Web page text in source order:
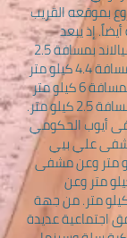
بموقعه القريب
إذ يبعد
المشروع عن مدينة ألعاب فيالاند بمسافة 2.5
كيلو متر وعن مينيا تورك بمسافة 4.4 كيلو متر
وعن مركز تسوق أكسيس بمسافة 6 كيلو متر
وعن مركز تسوق فيالاند بمسافة 2.5 كيلو متر.
أيوب الحكومي
مشفى علي بيي
بمسافة 1 كيلو متر وعن مشفى
الخاص بمسافة 4 كيلو متر وعن
أوراسيا بمسافة 5 كيلو متر. من جهة
اجتماعية عديدة